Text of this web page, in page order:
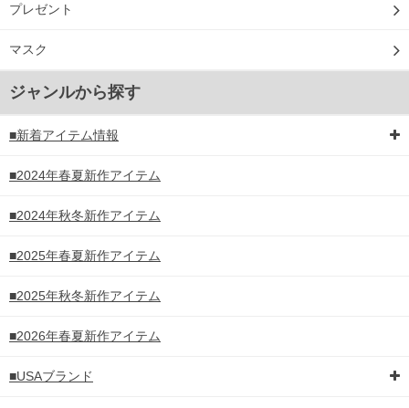
プレゼント
マスク
ジャンルから探す
■新着アイテム情報
■2024年春夏新作アイテム
■2024年秋冬新作アイテム
■2025年春夏新作アイテム
■2025年秋冬新作アイテム
■2026年春夏新作アイテム
■USAブランド